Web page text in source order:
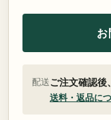
配送ご注文確認後
送料・返品に